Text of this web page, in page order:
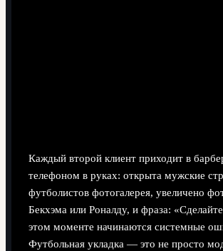
Каждый второй клиент приходит в
телефоном в руках: открыта мужские
футболистов фотогалерея, увеличено
Бекхэма или Роналду, и фраза:
этом моменте начинаются системные
Футбольная укладка — это не просто